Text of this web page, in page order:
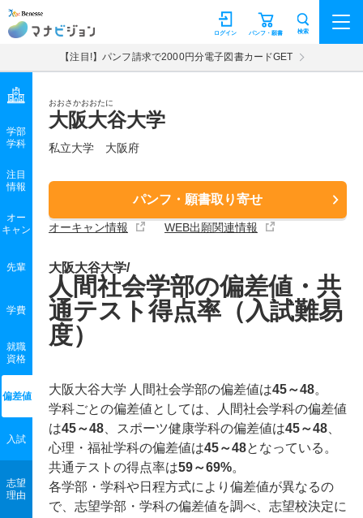
マナビジョン パンフ・願書
ログイン 検索
【注目!】パンフ請求で2000円分電子図書カードGET
おおさかおおたに
大阪大谷大学
私立大学 大阪府
パンフ・願書取り寄せ
オーキャン情報 WEB出願関連情報
学部
学科
注目
情報
オー
キャン
先輩
学費
就職
資格
偏差値
入試
志望
理由
大阪大谷大学/
人間社会学部の偏差値・共
通テスト得点率（入試難易
度）
大阪大谷大学 人間社会学部の偏差値は45～48。
学科ごとの偏差値としては、人間社会学科の偏差値
は45～48 、スポーツ健康学科の偏差値は45～48
心理・福祉学科の偏差値は45～48となっている。
共通テストの得点率は59～69%。
各学部・学科や日程方式により偏差値が異なるの
で、志望学部・学科の偏差値を調べ、志望校決定に